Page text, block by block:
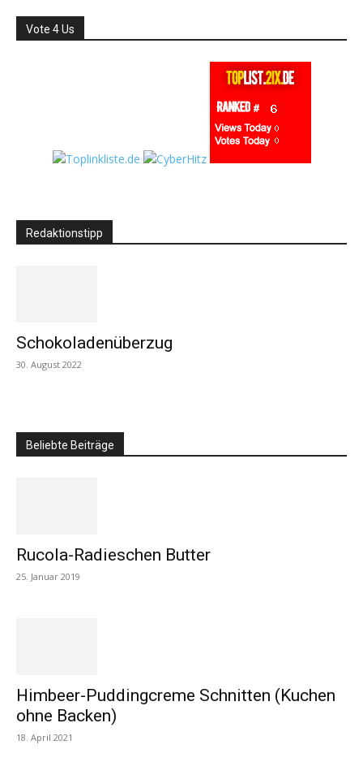
Vote 4 Us
Redaktionstipp
Schokoladenüberzug
30. August 2022
Beliebte Beiträge
Rucola-Radieschen Butter
25. Januar 2019
Himbeer-Puddingcreme Schnitten (Kuchen
ohne Backen)
18. April 2021